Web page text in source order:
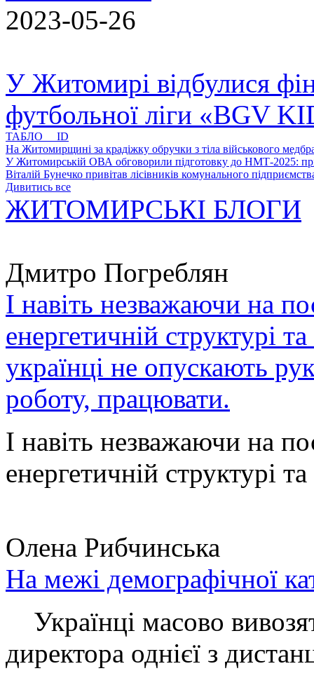
2023-05-26
У Житомирі відбулися
футбольної ліги «BGV
ТАБЛО ID
На Житомирщині за крадіжку обручки з тіла військового
У Житомирській ОВА обговорили підготовку до НМТ-2025:
Віталій Бунечко привітав лісівників комунального
Дивитись все
ЖИТОМИРСЬКІ БЛОГИ
Дмитро Погреблян
І навіть незважаючи на
енергетичній структурі
українці не опускають
роботу, працювати.
І навіть незважаючи на
енергетичній структурі
Олена Рибчинська
На межі демографічної
Українці масово
директора однієї з